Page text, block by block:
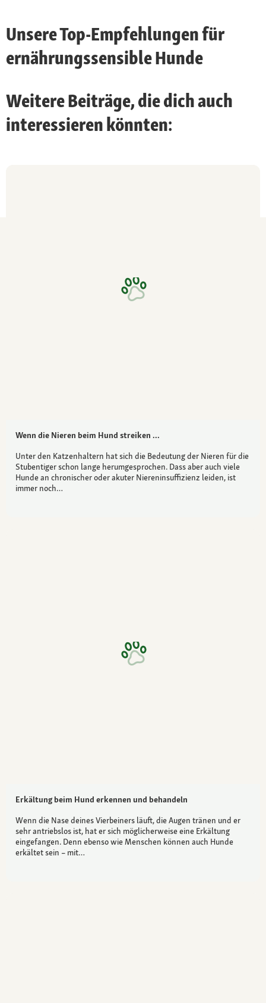
Unsere Top-Empfehlungen für
ernährungssensible Hunde
Weitere Beiträge, die dich auch
interessieren könnten:
Wenn die Nieren beim Hund streiken ...
Unter den Katzenhaltern hat sich die Bedeutung der Nieren für die
Stubentiger schon lange herumgesprochen. Dass aber auch viele
Hunde an chronischer oder akuter Niereninsuffizienz leiden, ist
immer noch…
Erkältung beim Hund erkennen und behandeln
Wenn die Nase deines Vierbeiners läuft, die Augen tränen und er
sehr antriebslos ist, hat er sich möglicherweise eine Erkältung
eingefangen. Denn ebenso wie Menschen können auch Hunde
erkältet sein – mit…